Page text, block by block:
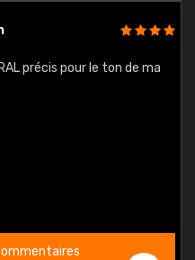
pour le ton de ma